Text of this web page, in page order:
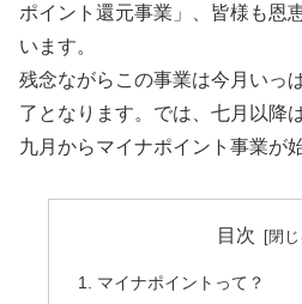
ポイント還元事業」、皆様も恩
います。
残念ながらこの事業は今月いっ
了となります。では、七月以降
九月からマイナポイント事業が
目次
マイナポイントって？